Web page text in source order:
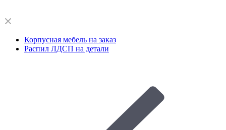
Корпусная мебель на заказ
Распил ЛДСП на детали